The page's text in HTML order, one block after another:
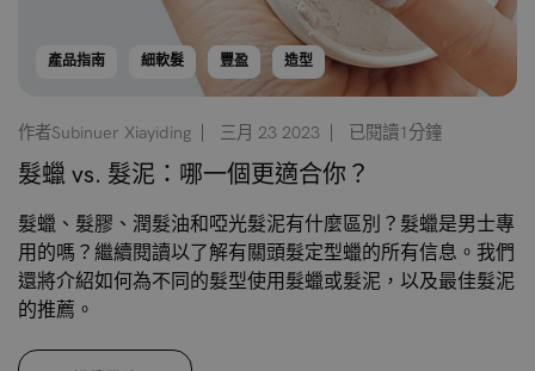
產品指南 細軟髮 豐盈 造型
作者Subinuer Xiayiding 三月 23 2023 已閱讀1分鐘
髮蠟 vs. 髮泥：哪一個更適合你？
髮蠟、髮膠、潤髮油和啞光髮泥有什麼區別？髮蠟是男士專
用的嗎？繼續閱讀以了解有關頭髮定型蠟的所有信息。我們
還將介紹如何為不同的髮型使用髮蠟或髮泥，以及最佳髮泥
的推薦。